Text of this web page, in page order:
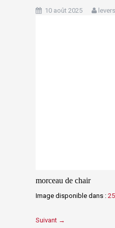
10 août 2025
morceau de chair
Image disponible dans :
Suivant →